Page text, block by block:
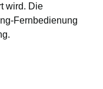
wird. Die
Fernbedienung